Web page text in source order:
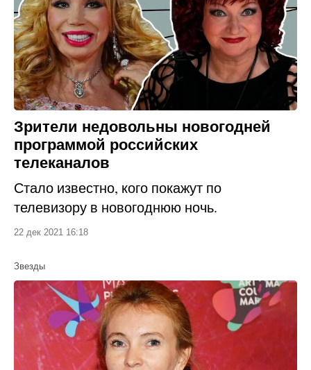
Зрители недовольны новогодней
программой российских
телеканалов
Стало известно, кого покажут по
телевизору в новогоднюю ночь.
22 дек 2021 16:18
Звезды